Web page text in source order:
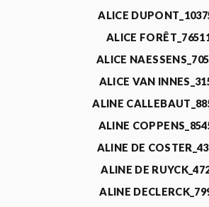
ALICE
ALICE
ALICE
ALICE VAN
ALINE
ALINE
ALINE DE
ALINE DE
ALINE